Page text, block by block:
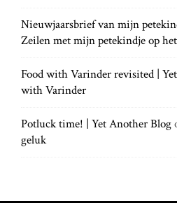
Nieuwjaarsbrief van mijn
Zeilen met mijn petekindje op
Food with Varinder revisited |
with Varinder
Potluck time! | Yet Another Blog
geluk